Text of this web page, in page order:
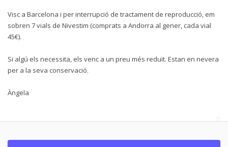
Visc a Barcelona i per interrupció de tractament de reproducció, em
sobren 7 vials de Nivestim (comprats a Andorra al gener, cada vial
45€).
Si algú els necessita, els venc a un preu més reduït. Estan en nevera
per a la seva conservació.
Àngela